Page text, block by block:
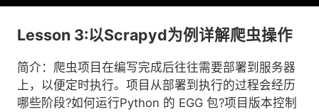
页
开
发
者
Lesson 3:以Scrapyd为例详解爬虫操作
简介：爬虫项目在编写完成后往往需要部署到服务器
上，以便定时执行。项目从部署到执行的过程会经历
哪些阶段?如何运行Python 的 EGG 包?项目版本控制